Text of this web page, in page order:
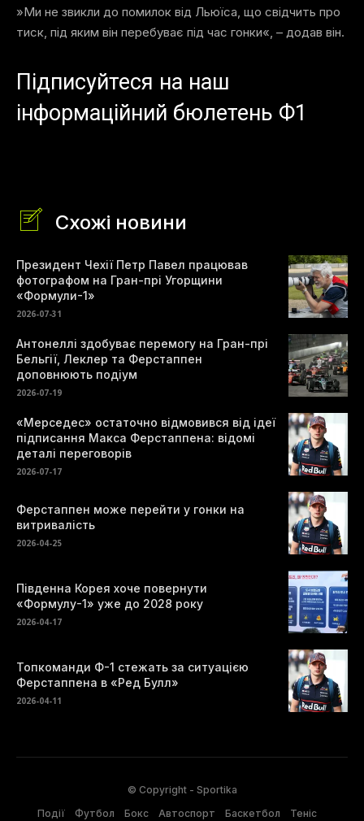
»Ми не звикли до помилок від Льюїса, що свідчить про
тиск, під яким він перебуває під час гонки«, – додав він.
Підписуйтеся на наш
інформаційний бюлетень Ф1
Схожі новини
Президент Чехії Петр Павел працював
фотографом на Гран-прі Угорщини
«Формули-1»
2026-07-31
Антонеллі здобуває перемогу на Гран-прі
Бельгії, Леклер та Ферстаппен
доповнюють подіум
2026-07-19
«Мерседес» остаточно відмовився від ідеї
підписання Макса Ферстаппена: відомі
деталі переговорів
2026-07-17
Ферстаппен може перейти у гонки на
витривалість
2026-04-25
Південна Корея хоче повернути
«Формулу-1» уже до 2028 року
2026-04-17
Топкоманди Ф-1 стежать за ситуацією
Ферстаппена в «Ред Булл»
2026-04-11
© Copyright - Sportika
Події
Футбол Бокс Автоспорт Баскетбол Теніс